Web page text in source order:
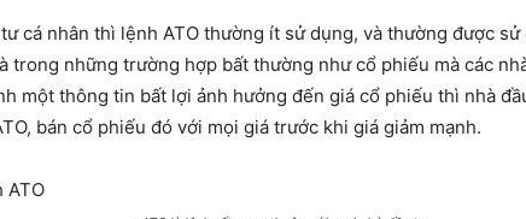
cá nhân thì lệnh ATO thường ít sử dụng, và thường được
trong những trường hợp bất thường như cổ phiếu mà các
một thông tin bất lợi ảnh hưởng đến giá cổ phiếu thì nhà
bán cổ phiếu đó với mọi giá trước khi giá giảm mạnh.